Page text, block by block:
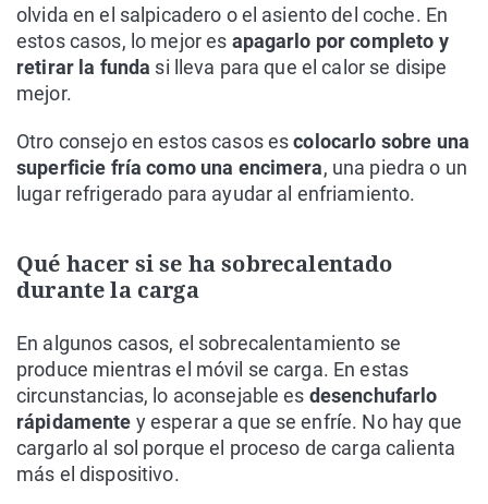
olvida en el salpicadero o el asiento del coche. En
estos casos, lo mejor es apagarlo por completo y
retirar la funda si lleva para que el calor se disipe
mejor.
Otro consejo en estos casos escolocarlo sobre una
superficie fría como una encimera, una piedra o un
lugar refrigerado para ayudar al enfriamiento.
Qué hacer si se ha sobrecalentado
durante la carga
En algunos casos, el sobrecalentamiento se
produce mientras el móvil se carga. En estas
circunstancias, lo aconsejable es desenchufarlo
rápidamente y esperar a que se enfríe. No hay que
cargarlo al sol porque el proceso de carga calienta
más el dispositivo.